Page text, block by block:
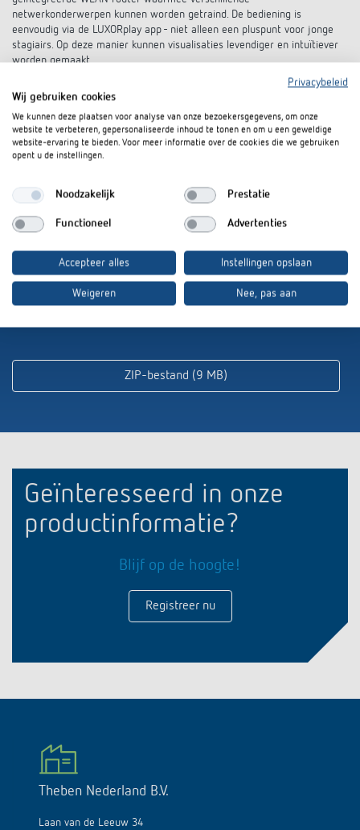
netwerkonderwerpen kunnen worden getraind. De bediening is
eenvoudig via de LUXORplay app - niet alleen een pluspunt voor jonge
stagiairs. Op deze manier kunnen visualisaties levendiger en intuïtiever
worden gemaakt.
Meer informatie opwww.theben.de/knx-case
Download persbericht en
afbeeldingen:
ZIP-bestand (9 MB)
Geïnteresseerd in onze
productinformatie?
Blijf op de hoogte!
Registreer nu
Theben Nederland B.V.
Laan van de Leeuw 34
Privacybeleid
Wij gebruiken cookies
We kunnen deze plaatsen voor analyse van onze bezoekersgegevens, om onze
website te verbeteren, gepersonaliseerde inhoud te tonen en om u een geweldige
website-ervaring te bieden. Voor meer informatie over de cookies die we gebruiken
opent u de instellingen.
Noodzakelijk Prestatie
Functioneel Advertenties
Accepteer alles Instellingen opslaan
Weigeren Nee, pas aan